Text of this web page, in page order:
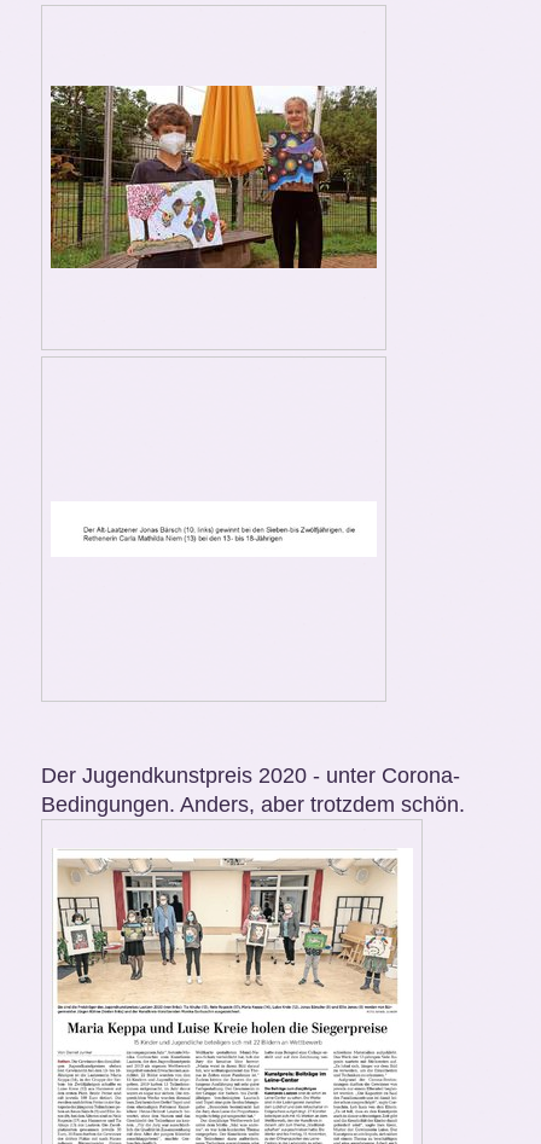
Der Jugendkunstpreis 2020 - unter Corona-
Bedingungen. Anders, aber trotzdem schön.